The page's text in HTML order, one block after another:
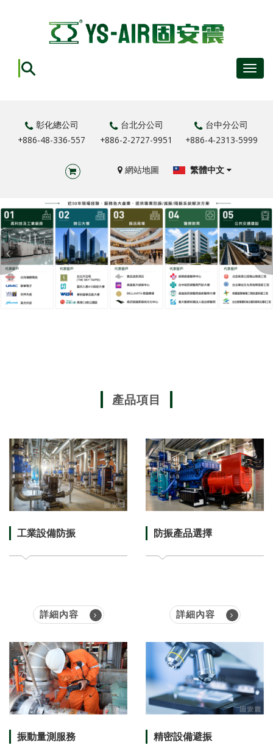
彰化總公司
+886-48-336-557
台北分公司
+886-2-2727-9951
台中分公司
+886-4-2313-5999
網站地圖 繁體中文
產品項目
工業設備防振
詳細內容
防振產品選擇
詳細內容
振動量測服務 精密設備避振